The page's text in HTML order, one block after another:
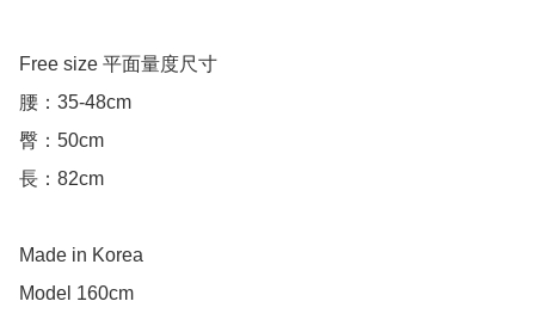
Free size 平面量度尺寸
腰：35-48cm
臀：50cm
長：82cm
Made in Korea
Model 160cm